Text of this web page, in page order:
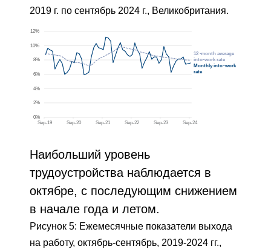
2019 г. по сентябрь 2024 г., Великобритания.
Наибольший уровень
трудоустройства наблюдается в
октябре, с последующим снижением
в начале года и летом.
Рисунок 5: Ежемесячные показатели выхода
на работу, октябрь-сентябрь, 2019-2024 гг.,